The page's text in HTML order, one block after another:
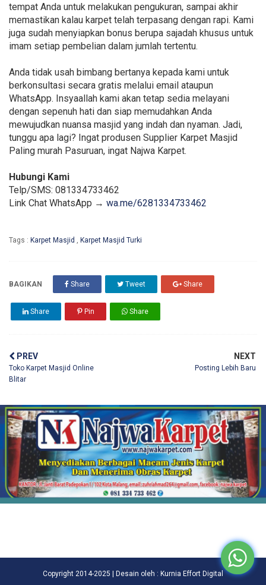
tempat Anda untuk melakukan pengukuran, sampai akhir
memastikan kalau karpet telah terpasang dengan rapi. Kami
juga sudah menyiapkan bonus berupa sajadah khusus untuk
imam setiap pembelian dalam jumlah tertentu.
Anda tidak usah bimbang bertanya kepada kami untuk
berkonsultasi secara gratis melalui email ataupun
WhatsApp. Insyaallah kami akan tetap sedia melayani
dengan sepenuh hati dan siap memudahkan Anda
mewujudkan nuansa masjid yang indah dan nyaman. Jadi,
tunggu apa lagi? Ingat produsen Supplier Karpet Masjid
Paling murah Pasuruan, ingat Najwa Karpet.
Hubungi Kami
Telp/SMS: 081334733462
Link Chat WhatsApp → wa.me/6281334733462
Tags : Karpet Masjid Karpet Masjid Turki
BAGIKAN Share Tweet Share
Share Pin Share
PREV
Toko Karpet Masjid Online
Blitar
NEXT
Posting Lebih Baru
Copyright 2014-2025 | Desain oleh : Kurnia Effort Digital